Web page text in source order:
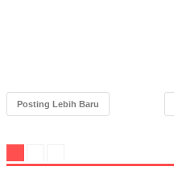
Posting Lebih Baru